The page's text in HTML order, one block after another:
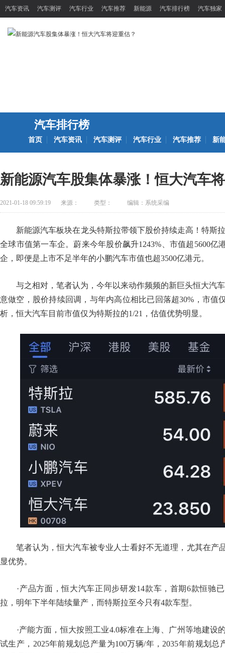
汽车资讯 汽车测评 汽车行业 汽车推荐 新能源 汽车排行榜 汽车独家
汽车排行榜
首页 汽车资讯 汽车测评 汽车行业 汽车推荐 新
新能源汽车股集体暴涨！恒大汽车
2021-01-18 09:59:19 来源： 类型： 编辑：系统采编
新能源汽车板块在龙头特斯拉带领下股价持续走高！特斯拉
全球市值第一车企。蔚来今年股价飙升1243%、市值超5600亿
企，即便是上市不足半年的小鹏汽车市值也超3500亿港元。
与之相对，笔者认为，今年以来动作频频的新巨头恒大汽车
意做空，股价持续回调，与年内高位相比已回落超30%，市值
析，恒大汽车目前市值仅为特斯拉的1/21，估值优势明显。
笔者认为，恒大汽车被专业人士看好不无道理，尤其在产
显优势。
·产品方面，恒大汽车正同步研发14款车，首期6款恒驰
拉，明年下半年陆续量产，而特斯拉至今只有4款车型。
·产能方面，恒大按照工业4.0标准在上海、广州等地建设
试生产，2025年前规划总产量为100万辆/年，2035年前规划总